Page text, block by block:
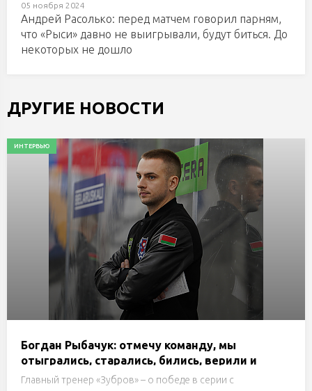
05 ноября 2024
Андрей Расолько: перед матчем говорил парням,
что «Рыси» давно не выигрывали, будут биться. До
некоторых не дошло
ДРУГИЕ НОВОСТИ
ИНТЕРВЬЮ
Богдан Рыбачук: отмечу команду, мы
отыгрались, старались, бились, верили и
держали структуру до последнего
Главный тренер «Зубров» – о победе в серии с